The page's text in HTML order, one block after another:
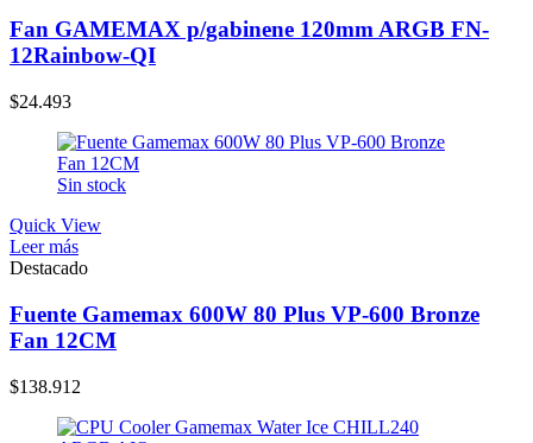
Fan GAMEMAX p/gabinene 120mm ARGB FN-
12Rainbow-QI
$24.493
Sin stock
Quick View
Leer más
Destacado
Fuente Gamemax 600W 80 Plus VP-600 Bronze
Fan 12CM
$138.912